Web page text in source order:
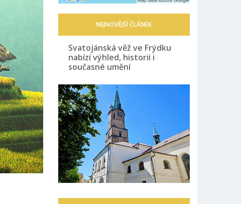
NEJNOVĚJŠÍ ČLÁNEK
Svatojánská věž ve Frýdku
nabízí výhled, historii i
současné umění